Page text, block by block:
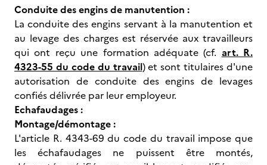
Conduite des engins de manutention :
La conduite des engins servant à la manutention et
au levage des charges est réservée aux travailleurs
qui ont reçu une formation adéquate (cf. art. R.
4323-55 du code du travail) et sont titulaires d'une
autorisation de conduite des engins de levages
confiés délivrée par leur employeur.
Echafaudages :
Montage/démontage :
L'article R. 4343-69 du code du travail impose que
les échafaudages ne puissent être montés,